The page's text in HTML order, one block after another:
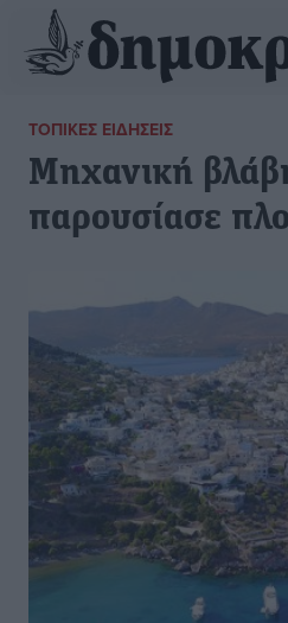
ΤΟΠΙΚΈΣ ΕΙΔΉΣΕΙΣ
Μηχανική
παρουσίασε